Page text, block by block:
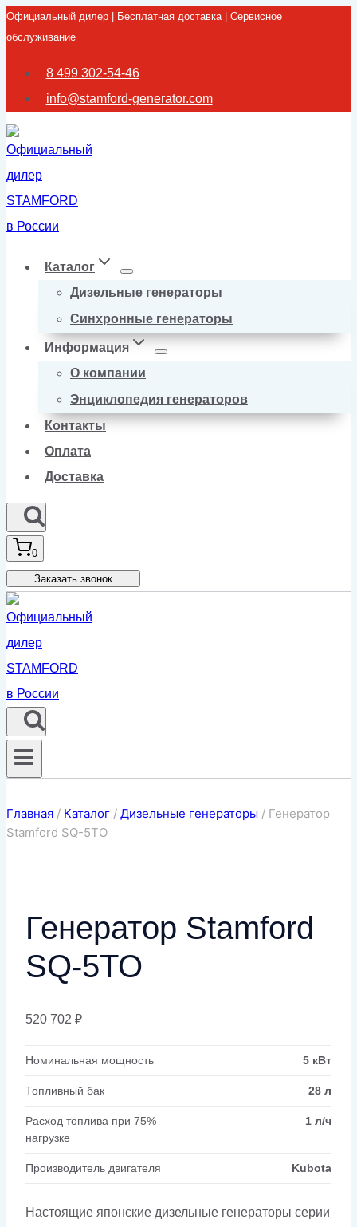
Перейти
к
содержимому
Официальный дилер | Бесплатная доставка | Сервисное
обслуживание
8 499 302-54-46
info@stamford-generator.com
Каталог
Дизельные генераторы
Синхронные генераторы
Информация
О компании
Энциклопедия генераторов
Контакты
Оплата
Доставка
0
Заказать звонок
Главная / Каталог / Дизельные генераторы / Генератор
Stamford SQ-5TO
Генератор Stamford
SQ-5TO
520 702 ₽
Номинальная мощность 5 кВт
Топливный бак 28 л
Расход топлива при 75%
нагрузке
1 л/ч
Производитель двигателя Kubota
Настоящие японские дизельные генераторы серии